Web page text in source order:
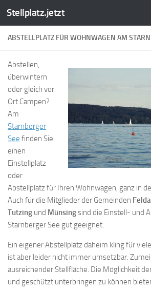
Zum Inhalt springen
Stellplatz.jetzt
ABSTELLPLATZ FÜR WOHNWAGEN AM
Abstellen,
überwintern
oder gleich vor
Ort Campen?
Am
Starnberger
See finden Sie
einen
Einstellplatz
oder
Abstellplatz für Ihren Wohnwagen, ganz in
Auch für die Mitglieder der Gemeinden
Tutzing und Münsingsind die Einstell- und
Starnberger See gut geeignet.
Ein eigener Abstellplatz daheim kling für
ist aber leider nicht immer umsetzbar.
ausreichender Stellfläche. Die Möglichkeit
und geschützt unterbringen zu können